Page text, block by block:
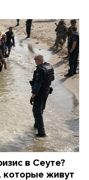
в Сеуте?
которые живут